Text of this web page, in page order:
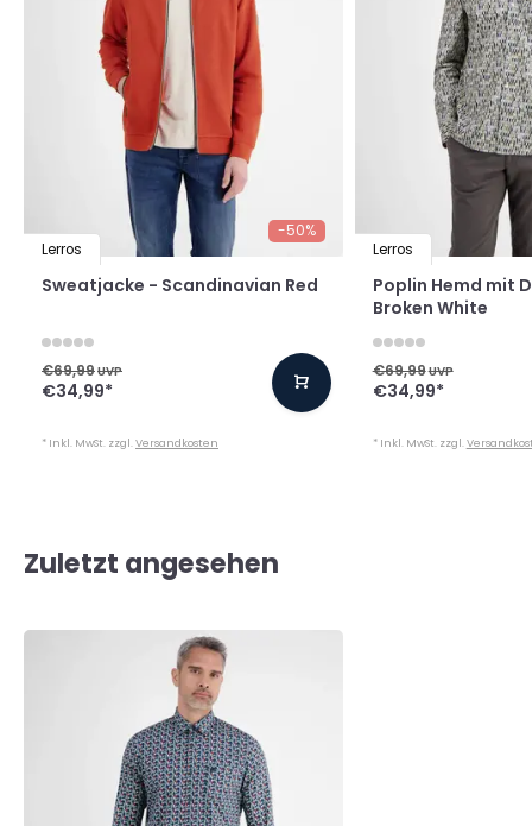
-50%
Lerros
Sweatjacke - Scandinavian Red
€69,99UVP
€34,99*
* Inkl. MwSt. zzgl.Versandkosten
Lerros
Poplin Hemd mit
Broken White
€69,99UVP
€34,99*
* Inkl. MwSt. zzgl.
Zuletzt angesehen